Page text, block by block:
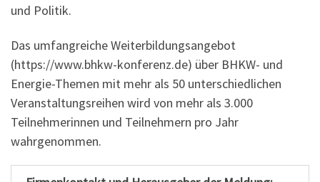
und Politik.
Das umfangreiche Weiterbildungsangebot
(https://www.bhkw-konferenz.de) über BHKW- und
Energie-Themen mit mehr als 50 unterschiedlichen
Veranstaltungsreihen wird von mehr als 3.000
Teilnehmerinnen und Teilnehmern pro Jahr
wahrgenommen.